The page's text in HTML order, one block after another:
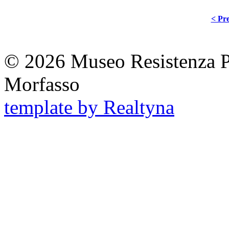
<
© 2026 Museo Resistenza
Morfasso
template by Realtyna